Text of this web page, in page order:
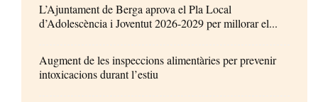
L’Ajuntament de Berga aprova el Pla Local
d’Adolescència i Joventut 2026-2029 per millorar el...
Augment de les inspeccions alimentàries per prevenir
intoxicacions durant l’estiu